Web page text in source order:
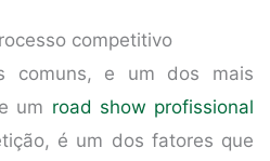
competitivo
comuns, e um dos mais
um road show profissional
é um dos fatores que